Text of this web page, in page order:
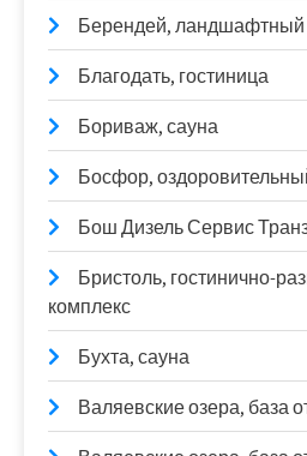
Берендей, ландшафтный
Благодать, гостиница
Бориваж, сауна
Босфор,
Бош Дизель Сервис
Бристоль, гостинично-
комплекс
Бухта, сауна
Валяевские озера, база